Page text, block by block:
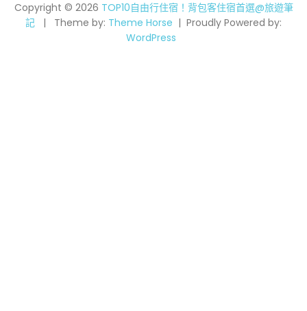
Copyright © 2026 TOP10自由行住宿！背包客住宿首選@旅遊筆
記
Theme by: Theme Horse
Proudly Powered by:
WordPress